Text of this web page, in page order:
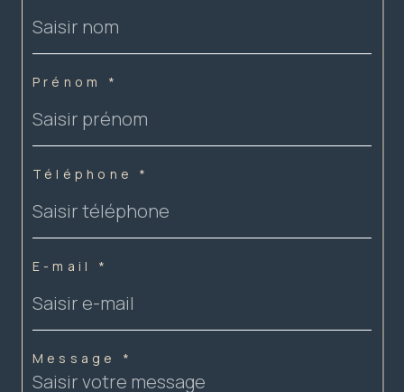
Prénom *
Téléphone *
E-mail *
Message *